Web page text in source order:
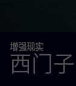
增强现实
西门